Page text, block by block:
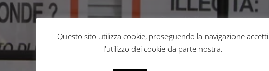
Questo sito utilizza cookie, proseguendo la navigazione accetti
l'utilizzo dei cookie da parte nostra.